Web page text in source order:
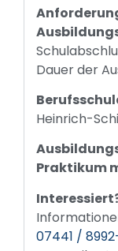
Dauer der
Heinrich-
Praktikum
07441 /